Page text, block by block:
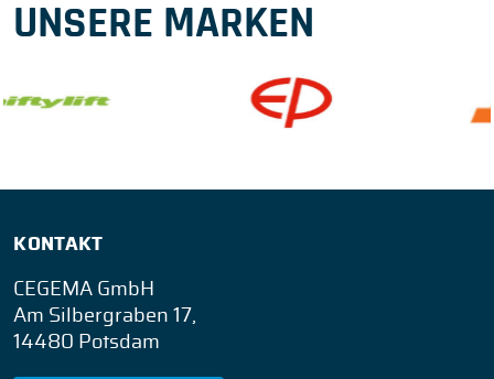
UNSERE MARKEN
KONTAKT
CEGEMA GmbH
Am Silbergraben 17,
14480 Potsdam